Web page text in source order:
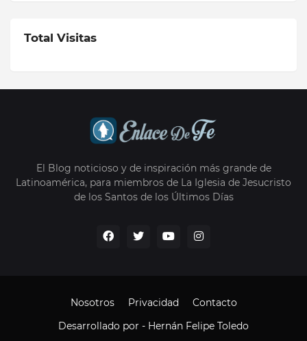
Total Visitas
El Blog noticioso y de inspiración más grande de
Latinoamérica, para miembros de La Iglesia de Jesucristo
de los Santos de los Últimos Días
Desarrollado por - Hernán Felipe Toledo
Nosotros Privacidad Contacto